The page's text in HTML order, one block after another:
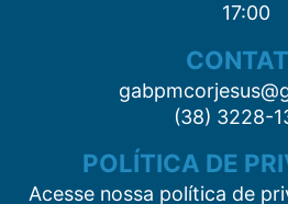
17:00
(38) 3228-
POLÍTICA DE
Acesse nossa política de